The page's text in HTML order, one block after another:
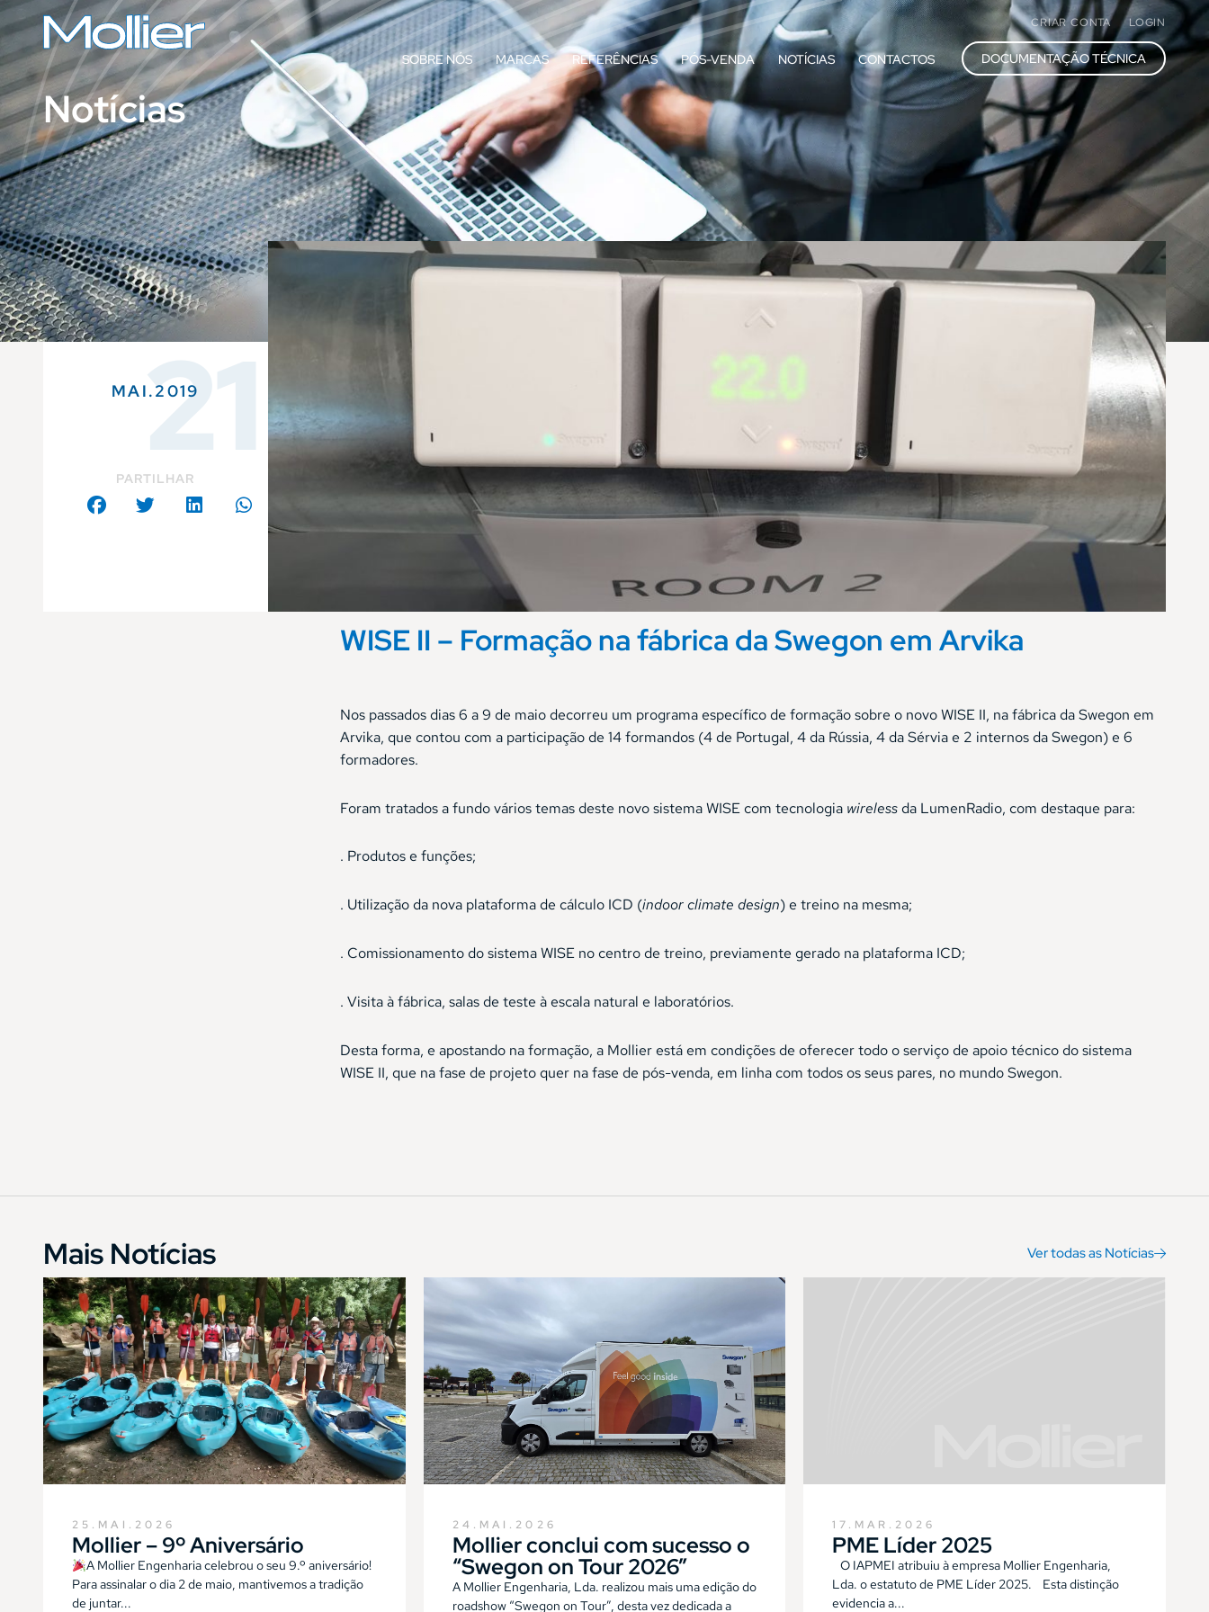
CRIAR CONTA LOGIN
SOBRE NÓS MARCAS REFERÊNCIAS PÓS-VENDA NOTÍCIAS CONTACTOS DOCUMENTAÇÃO TÉCNICA
Notícias
21
MAI.2019
PARTILHAR
WISE II – Formação na fábrica da Swegon em Arvika
Nos passados dias 6 a 9 de maio decorreu um programa específico de formação sobre o novo WISE II, na fábrica da Swegon em
Arvika, que contou com a participação de 14 formandos (4 de Portugal, 4 da Rússia, 4 da Sérvia e 2 internos da Swegon) e 6
formadores.
Foram tratados a fundo vários temas deste novo sistema WISE com tecnologiawirelessda LumenRadio, com destaque para:
. Produtos e funções;
. Utilização da nova plataforma de cálculo ICD (indoor climate design) e treino na mesma;
. Comissionamento do sistema WISE no centro de treino, previamente gerado na plataforma ICD;
. Visita à fábrica, salas de teste à escala natural e laboratórios.
Desta forma, e apostando na formação, a Mollier está em condições de oferecer todo o serviço de apoio técnico do sistema
WISE II, que na fase de projeto quer na fase de pós-venda, em linha com todos os seus pares, no mundo Swegon.
Mais Notícias Ver todas as Notícias
25.MAI.2026
Mollier – 9º Aniversário
A Mollier Engenharia celebrou o seu 9.º aniversário!
Para assinalar o dia 2 de maio, mantivemos a tradição
de juntar...
24.MAI.2026
Mollier conclui com sucesso o
“Swegon on Tour 2026”
A Mollier Engenharia, Lda. realizou mais uma edição do
roadshow “Swegon on Tour”, desta vez dedicada a
17.MAR.2026
PME Líder 2025
O IAPMEI atribuiu à empresa Mollier Engenharia,
Lda. o estatuto de PME Líder 2025. Esta distinção
evidencia a...